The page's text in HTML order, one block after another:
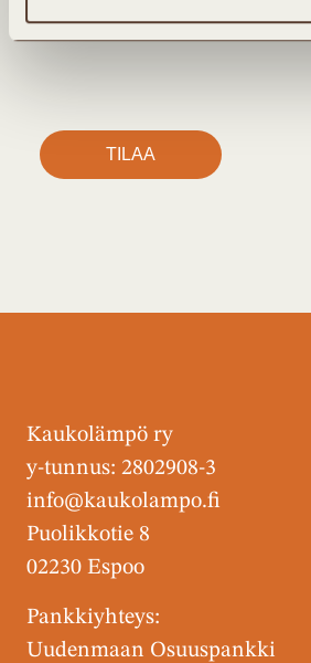
Kaukolämpö ry
y-tunnus: 2802908-3
info@kaukolampo.fi
Puolikkotie 8
02230 Espoo
Pankkiyhteys:
Uudenmaan Osuuspankki